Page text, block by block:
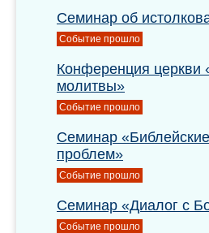
Семинар об
Событие прошло
Конференция
молитвы»
Событие прошло
Семинар
проблем»
Событие прошло
Семинар «Диалог с
Событие прошло